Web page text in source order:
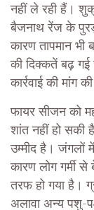
नहीं ले रही हैं।
बैजनाथ रेंज के
कारण तापमान
की दिक्कतें बढ़ गई
कार्रवाई की मांग
फायर सीजन को
शांत नहीं हो सकी
उम्मीद है। जंगलों
कारण लोग गर्मी
तरफ हो गया है।
अलावा अन्य पशु-